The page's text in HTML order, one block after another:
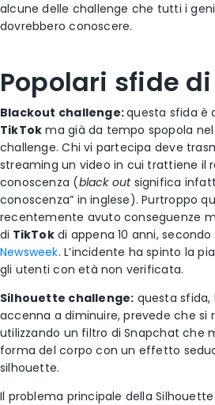
alcune delle challenge che tutti i
dovrebbero conoscere.
Popolari sfide di
Blackout challenge:questa sfida è
TikTok ma già da tempo spopola
challenge. Chi vi partecipa deve
streaming un video in cui trattiene il
conoscenza (black out significa
conoscenza” in inglese). Purtroppo
recentemente avuto conseguenze
di TikTokdi appena 10 anni,
Newsweek. L’incidente ha spinto la
gli utenti con età non verificata.
Silhouette challenge: questa sfida,
accenna a diminuire, prevede che si
utilizzando un filtro di Snapchat che
forma del corpo con un effetto
silhouette.
Il problema principale della